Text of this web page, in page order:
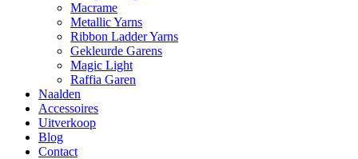
Macrame
Metallic Yarns
Ribbon Ladder Yarns
Gekleurde Garens
Magic Light
Raffia Garen
Naalden
Accessoires
Uitverkoop
Blog
Contact